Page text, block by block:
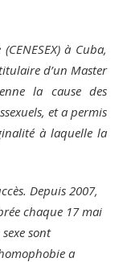
à Cuba,
d’un Master
la cause des
et a permis
à laquelle la
Depuis 2007,
chaque 17 mai
sont
a